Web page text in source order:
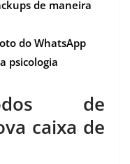
de maneira
do WhatsApp
psicologia
de
caixa de